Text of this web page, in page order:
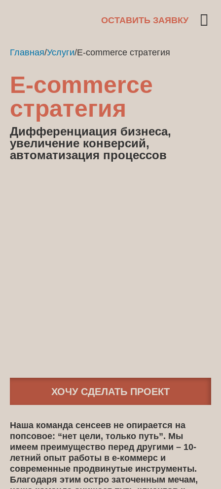
ОСТАВИТЬ ЗАЯВКУ
Главная/Услуги/E-commerce стратегия
E-commerce
стратегия
Дифференциация бизнеса,
увеличение конверсий,
автоматизация процессов
ХОЧУ СДЕЛАТЬ ПРОЕКТ
Наша команда сенсеев не опирается на
попсовое: “нет цели, только путь”. Мы
имеем преимущество перед другими – 10-
летний опыт работы в е-коммерс и
современные продвинутые инструменты.
Благодаря этим остро заточенным мечам,